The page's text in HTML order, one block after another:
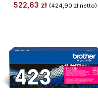
522,63 zł (424,90 zł netto)